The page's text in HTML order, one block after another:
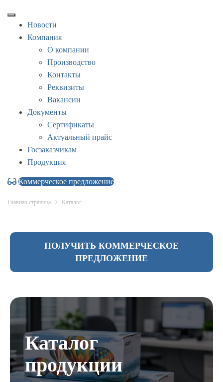
Новости
Компания
О компании
Производство
Контакты
Реквизиты
Вакансии
Документы
Сертификаты
Актуальный прайс
Госзаказчикам
Продукция
Коммерческое предложение
Главная страница Каталог
ПОЛУЧИТЬ КОММЕРЧЕСКОЕ
ПРЕДЛОЖЕНИЕ
Каталог
продукции